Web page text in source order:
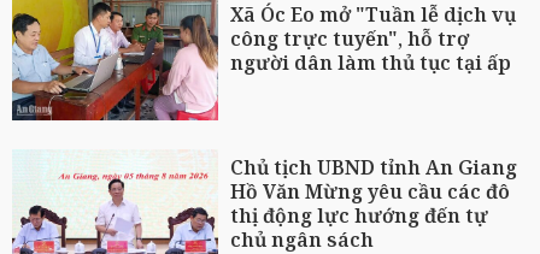
Xã Óc Eo mở "Tuần lễ dịch vụ
công trực tuyến", hỗ trợ
người dân làm thủ tục tại ấp
Chủ tịch UBND tỉnh An Giang
Hồ Văn Mừng yêu cầu các đô
thị động lực hướng đến tự
chủ ngân sách